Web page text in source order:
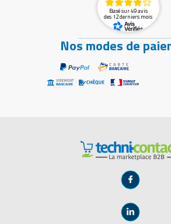
Basé sur 49 avis
des 12 derniers mois
Nos modes de